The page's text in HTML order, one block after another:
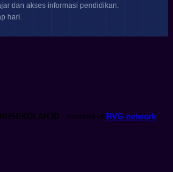
dan akses informasi pendidikan.
hari.
- member of RVG network